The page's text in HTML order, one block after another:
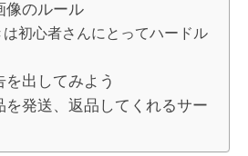
像のルール
初心者さんにとってハードル
出してみよう
を発送、返品してくれるサー